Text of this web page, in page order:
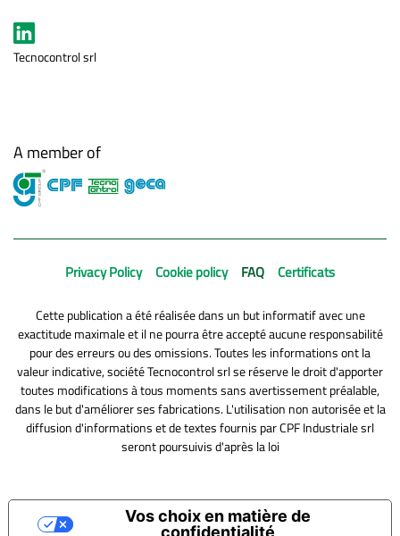
Tecnocontrol srl
A member of
Privacy Policy Cookie policy FAQ Certificats
Cette publication a été réalisée dans un but informatif avec une
exactitude maximale et il ne pourra être accepté aucune responsabilité
pour des erreurs ou des omissions. Toutes les informations ont la
valeur indicative, société Tecnocontrol srl se réserve le droit d'apporter
toutes modifications à tous moments sans avertissement préalable,
dans le but d'améliorer ses fabrications. L'utilisation non autorisée et la
diffusion d'informations et de textes fournis par CPF Industriale srl
seront poursuivis d'après la loi
Vos choix en matière de
confidentialité